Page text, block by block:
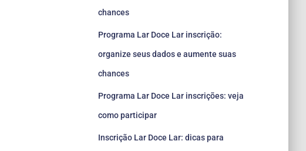
chances
Programa Lar Doce Lar inscrição:
organize seus dados e aumente suas
chances
Programa Lar Doce Lar inscrições: veja
como participar
Inscrição Lar Doce Lar: dicas para